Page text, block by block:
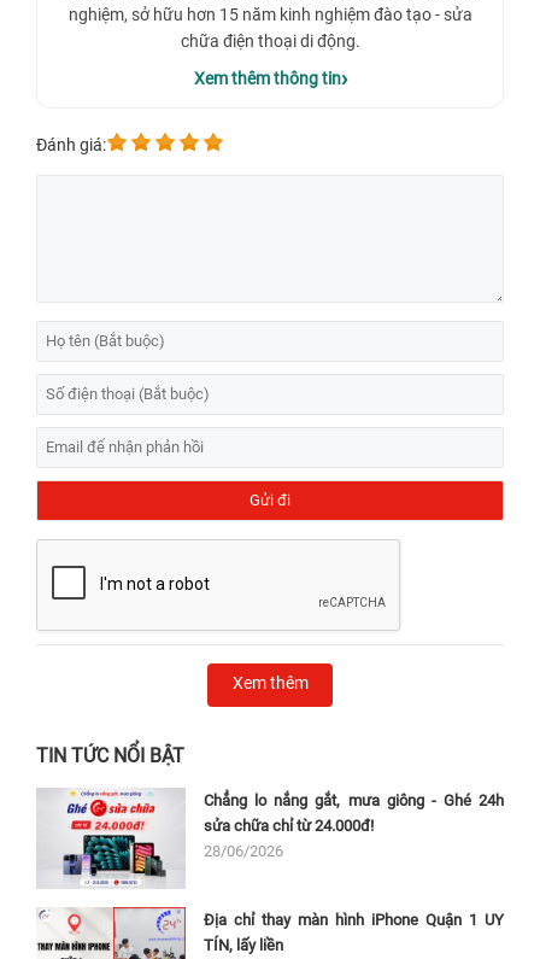
nghiệm, sở hữu hơn 15 năm kinh nghiệm đào tạo - sửa
chữa điện thoại di động.
Xem thêm thông tin
Đánh giá:
Xem thêm
TIN TỨC NỔI BẬT
Chẳng lo nắng gắt, mưa giông - Ghé 24h
sửa chữa chỉ từ 24.000đ!
28/06/2026
Địa chỉ thay màn hình iPhone Quận 1 UY
TÍN, lấy liền